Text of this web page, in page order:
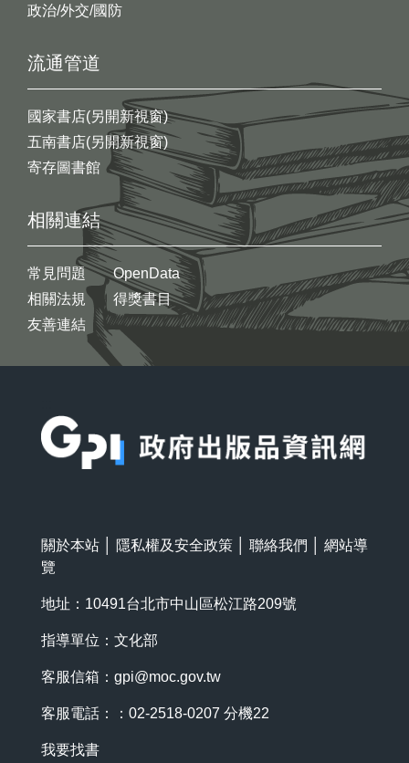
政治/外交/國防
流通管道
國家書店(另開新視窗)
五南書店(另開新視窗)
寄存圖書館
相關連結
常見問題
相關法規
友善連結
OpenData
得獎書目
關於本站 隱私權及安全政策 聯絡我們
網站導
覽
地址：10491台北市中山區松江路209號
指導單位：文化部
客服信箱： gpi@moc.gov.tw
客服電話：：02-2518-0207 分機22
我要找書